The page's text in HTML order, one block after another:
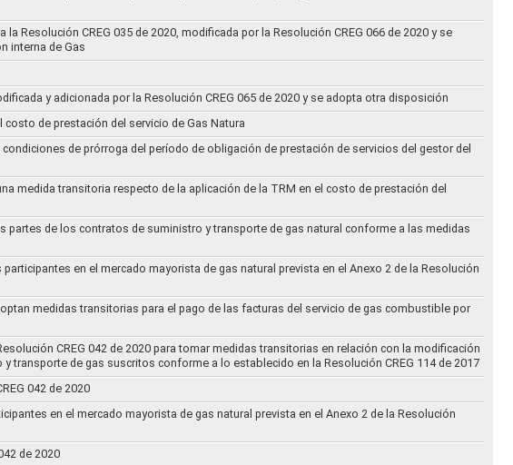
Resolución CREG 035 de 2020, modificada por la Resolución CREG 066 de 2020 y se
interna de Gas
y adicionada por la Resolución CREG 065 de 2020 y se adopta otra disposición
de prestación del servicio de Gas Natura
de prórroga del período de obligación de prestación de servicios del gestor del
medida transitoria respecto de la aplicación de la TRM en el costo de prestación del
de los contratos de suministro y transporte de gas natural conforme a las medidas
en el mercado mayorista de gas natural prevista en el Anexo 2 de la Resolución
medidas transitorias para el pago de las facturas del servicio de gas combustible por
CREG 042 de 2020 para tomar medidas transitorias en relación con la modificación
de gas suscritos conforme a lo establecido en la Resolución CREG 114 de 2017
042 de 2020
en el mercado mayorista de gas natural prevista en el Anexo 2 de la Resolución
de 2020